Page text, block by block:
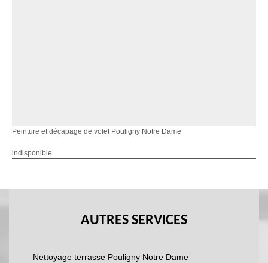
Peinture et décapage de volet Pouligny Notre Dame
indisponible
AUTRES SERVICES
Nettoyage terrasse Pouligny Notre Dame